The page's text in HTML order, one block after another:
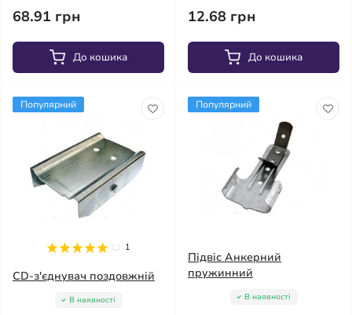
68.91 грн
До кошика
12.68 грн
До кошика
Популярний
1
CD-з'єднувач поздовжній
В наявності
Популярний
Підвіс Анкерний
пружинний
В наявності